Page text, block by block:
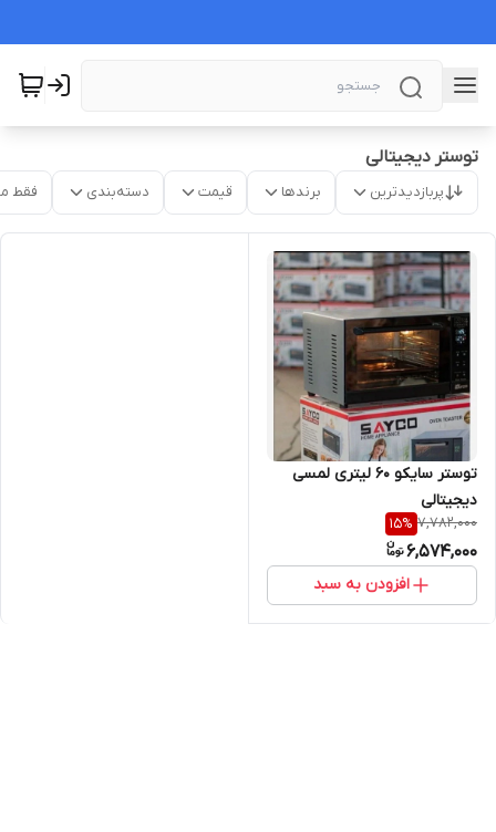
توستر دیجیتالی
پربازدیدترین برندها قیمت دسته‌بندی فقط
توستر سایکو ۶۰ لیتری لمسی
دیجیتالی
7,782,000
15%
6,574,000
افزودن به سبد